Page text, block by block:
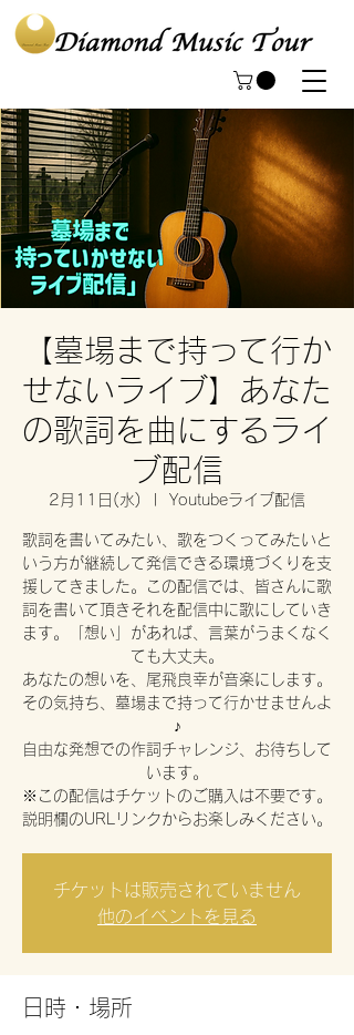
【墓場まで持って行か
せないライブ】あなた
の歌詞を曲にするライ
ブ配信
2月11日(水) Youtubeライブ配信
歌詞を書いてみたい、歌をつくってみたいと
いう方が継続して発信できる環境づくりを支
援してきました。この配信では、皆さんに歌
詞を書いて頂きそれを配信中に歌にしていき
ます。「想い」があれば、言葉がうまくなく
ても大丈夫。
あなたの想いを、尾飛良幸が音楽にします。
その気持ち、墓場まで持って行かせませんよ
♪
自由な発想での作詞チャレンジ、お待ちして
います。
※この配信はチケットのご購入は不要です。
説明欄のURLリンクからお楽しみください。
チケットは販売されていません
他のイベントを見る
日時・場所